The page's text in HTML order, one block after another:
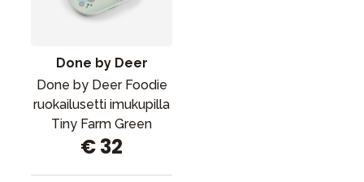
Done by Deer
Done by Deer Foodie
ruokailusetti imukupilla
Tiny Farm Green
€ 32